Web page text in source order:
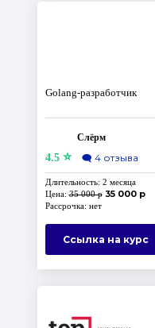
Golang-разработчик
Слёрм
4.5⭐ 🗨️ 4 отзыва
Длительность: 2 месяца
Цена:35 000 р 35 000 р
Рассрочка: нет
Ссылка на курс